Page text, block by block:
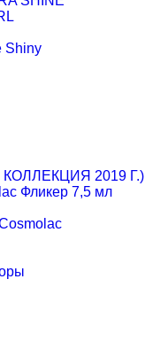
Shiny
КОЛЛЕКЦИЯ 2019 Г.)
Фликер 7,5 мл